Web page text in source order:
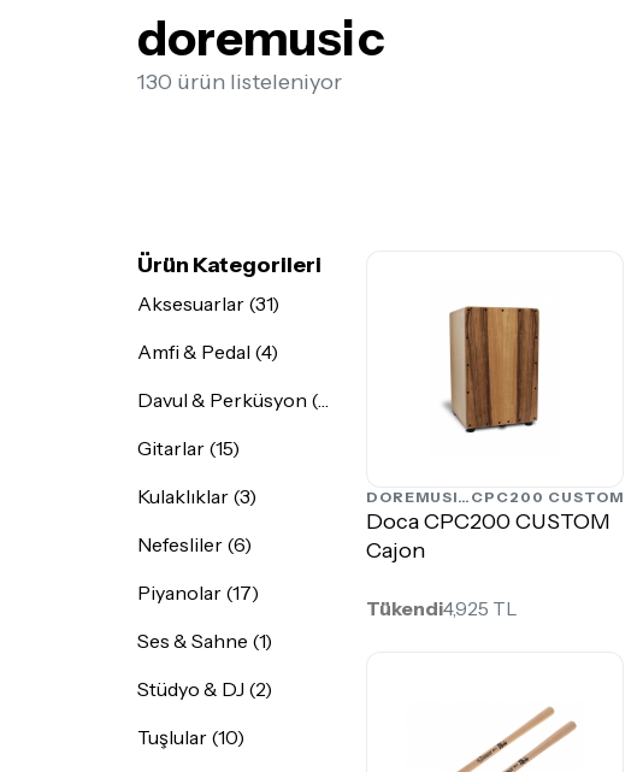
doremusic
130 ürün listeleniyor
Ürün Kategorileri
Aksesuarlar (31)
Amfi & Pedal (4)
Davul & Perküsyon (21)
Gitarlar (15)
Kulaklıklar (3)
Nefesliler (6)
Piyanolar (17)
Ses & Sahne (1)
Stüdyo & DJ (2)
Tuşlular (10)
DOREMUSIC CPC200 CUSTOM
Doca CPC200 CUSTOM
Cajon
Tükendi4,925 TL